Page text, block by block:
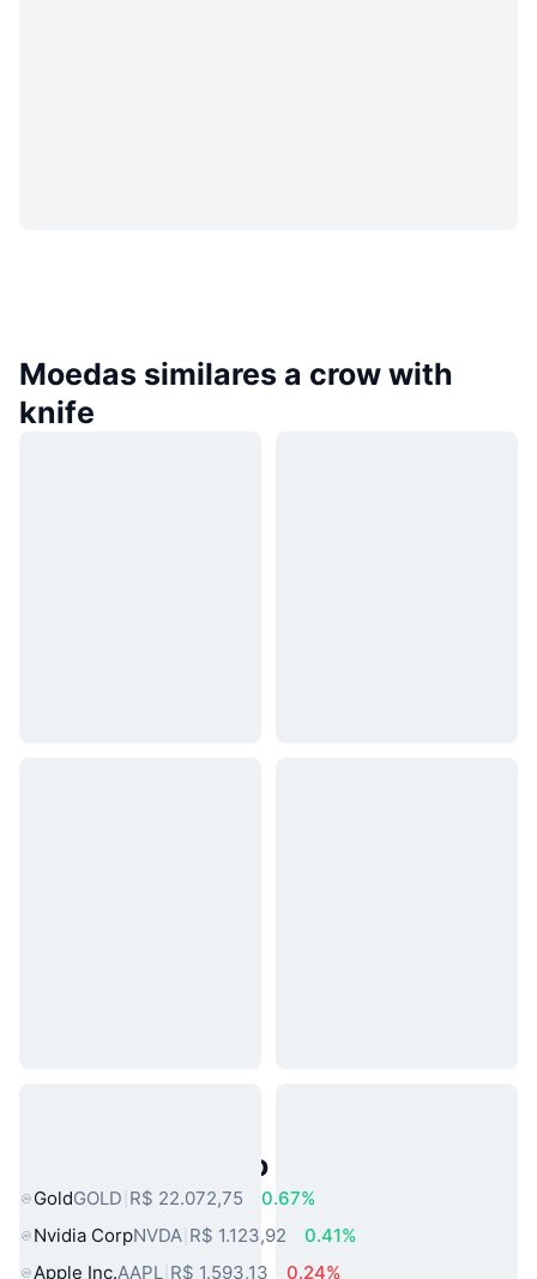
Moedas similares a crow with
knife
Ativos do Mundo Real Populares
GoldGOLD R$ 22.072,75
0.67%
Nvidia CorpNVDA R$ 1.123,92
0.41%
Apple Inc.AAPL R$ 1.593,13 0.24%